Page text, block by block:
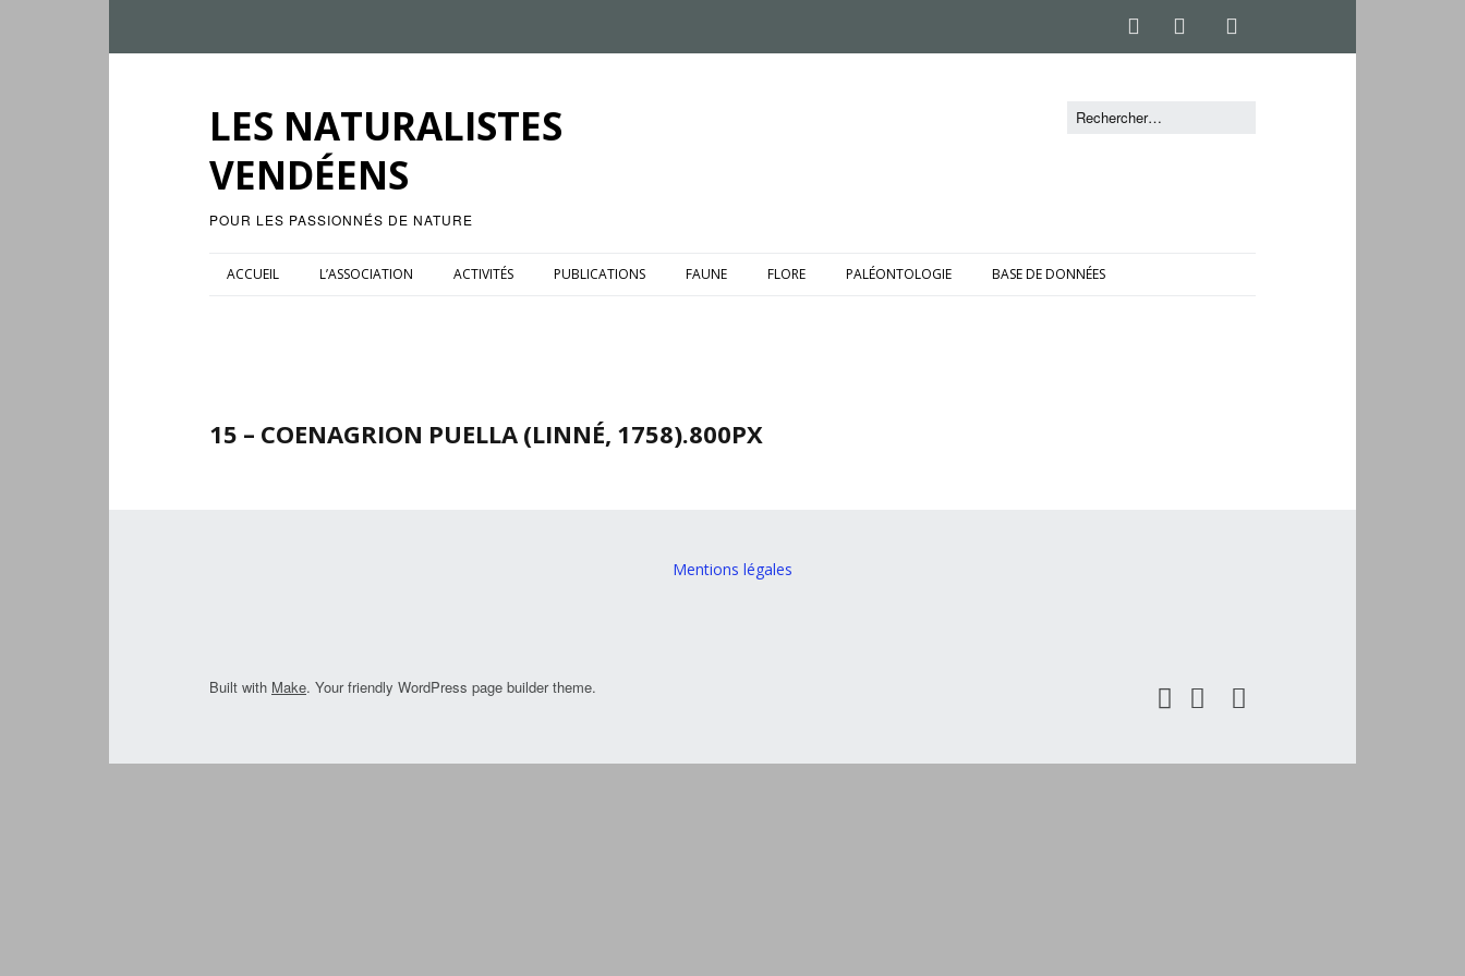
LES NATURALISTES
VENDÉENS
POUR LES PASSIONNÉS DE NATURE
ACCUEIL L’ASSOCIATION ACTIVITÉS PUBLICATIONS FAUNE FLORE PALÉONTOLOGIE BASE DE DONNÉES
15 – COENAGRION PUELLA (LINNÉ, 1758).800PX
Mentions légales
Built with Make. Your friendly WordPress page builder theme.